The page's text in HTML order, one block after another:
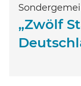
„Zwölf